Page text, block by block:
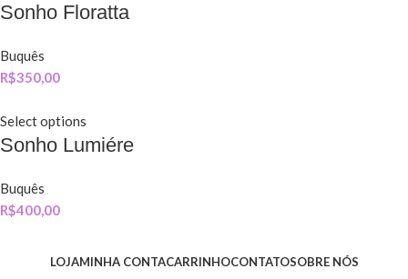
Sonho Floratta
Buquês
R$350,00
Select options
Sonho Lumiére
Buquês
R$400,00
LOJAMINHA CONTACARRINHOCONTATOSOBRE NÓS